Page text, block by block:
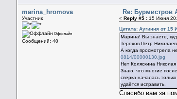
marina_hromova
Участник
Оффлайн
Сообщений: 40
Re: Бурмистров
«Reply #5 : 15 Июня
Цитата: Аугиння от 15
Марина! Вы знаете,
Терехов Пётр
А когда просмотрела
0814/00000130.jpg
Нет Коляскина
Знаю, что многие
сверка началась
удаётся исправить.
Спасибо вам за